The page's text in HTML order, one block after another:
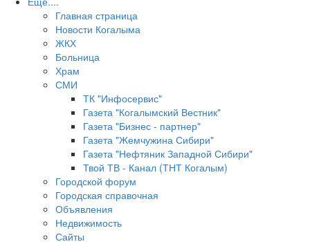
Главная страница
Новости Когалыма
ЖКХ
Больница
Храм
СМИ
ТК "Инфосервис"
Газета "Когалымский Вестник"
Газета "Бизнес - партнер"
Газета "Жемчужина Сибири"
Газета "Нефтяник Западной Сибири"
Твой ТВ - Канал (ТНТ Когалым)
Городской форум
Городская справочная
Объявления
Недвижимость
Сайты